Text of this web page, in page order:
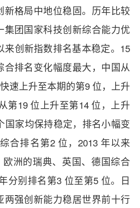
新格局中地位稳固。历年比较
集团国家科技创新综合能力优
来创新指数排名基本稳定。15
合排名变化幅度最大，中国从
速上升至本期的第9 位，上升
第19 位上升至第14 位，上升
国家均保持稳定，排名小幅变
合排名第2 位，2013 年以来
洲的瑞典、英国、德国综合
分别排名第3 位至第5 位。日
两强创新能力稳居世界前十行